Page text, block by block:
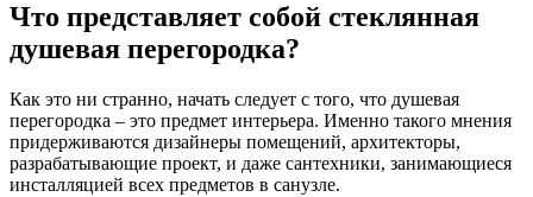
Что представляет собой стеклянная
душевая перегородка?
Как это ни странно, начать следует с того, что душевая
перегородка – это предмет интерьера. Именно такого мнения
придерживаются дизайнеры помещений, архитекторы,
разрабатывающие проект, и даже сантехники, занимающиеся
инсталляцией всех предметов в санузле.